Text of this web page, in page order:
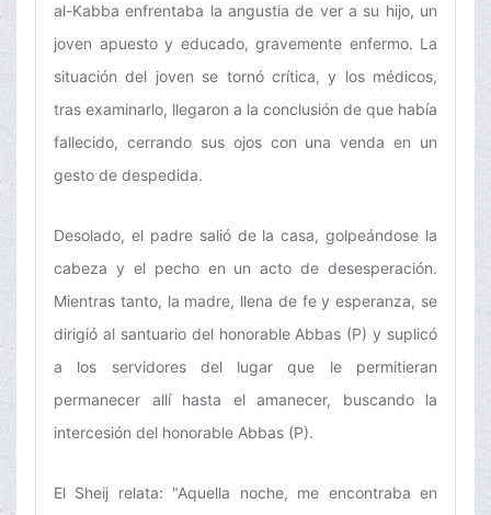
al-Kabba enfrentaba la angustia de ver a su hijo, un
joven apuesto y educado, gravemente enfermo. La
situación del joven se tornó crítica, y los médicos,
tras examinarlo, llegaron a la conclusión de que había
fallecido, cerrando sus ojos con una venda en un
gesto de despedida.
Desolado, el padre salió de la casa, golpeándose la
cabeza y el pecho en un acto de desesperación.
Mientras tanto, la madre, llena de fe y esperanza, se
dirigió al santuario del honorable Abbas (P) y suplicó
a los servidores del lugar que le permitieran
permanecer allí hasta el amanecer, buscando la
intercesión del honorable Abbas (P).
El Sheij relata: "Aquella noche, me encontraba en